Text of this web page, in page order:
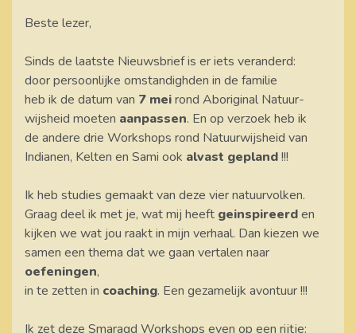
Beste lezer,
Sinds de laatste Nieuwsbrief is er iets veranderd:
door persoonlijke omstandighden in de familie
heb ik de datum van 7 meirond Aboriginal Natuur-
wijsheid moeten aanpassen. En op verzoek heb ik
de andere drie Workshops rond Natuurwijsheid van
Indianen, Kelten en Sami ook alvast gepland!!!
Ik heb studies gemaakt van deze vier natuurvolken.
Graag deel ik met je, wat mij heeft geinspireerden
kijken we wat jou raakt in mijn verhaal. Dan kiezen we
samen een thema dat we gaan vertalen naar
oefeningen,
in te zetten in coaching. Een gezamelijk avontuur !!!
Ik zet deze Smaragd Workshops even op een rijtje: